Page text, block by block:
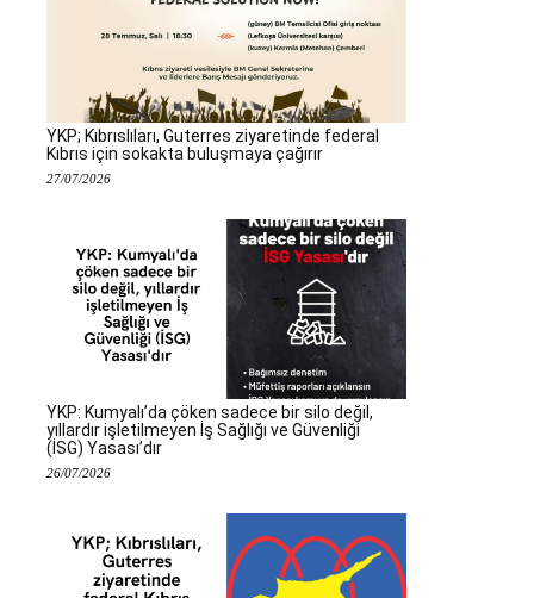
YKP; Kıbrıslıları, Guterres ziyaretinde federal
Kıbrıs için sokakta buluşmaya çağırır
27/07/2026
YKP: Kumyalı’da çöken sadece bir silo değil,
yıllardır işletilmeyen İş Sağlığı ve Güvenliği
(İSG) Yasası’dır
26/07/2026